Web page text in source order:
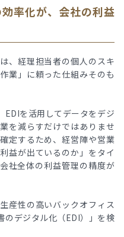
率化が、会社の利益
、経理担当者の個人のスキ
業」に頼った仕組みそのも
EDIを活用してデータをデジ
を減らすだけではありませ
定するため、経営陣や営業
益が出ているのか」をタイ
社全体の利益管理の精度が
産性の高いバックオフィス
のデジタル化（EDI）」を検